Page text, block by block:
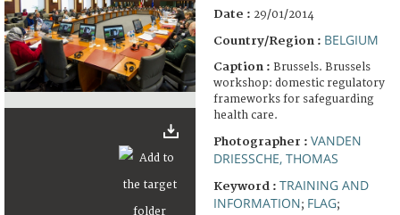
Date : 29/01/2014
Country/Region : BELGIUM
Caption : Brussels. Brussels
workshop: domestic regulatory
frameworks for safeguarding
health care.
Photographer : VANDEN
DRIESSCHE, THOMAS
Keyword : TRAINING AND
INFORMATION; FLAG;